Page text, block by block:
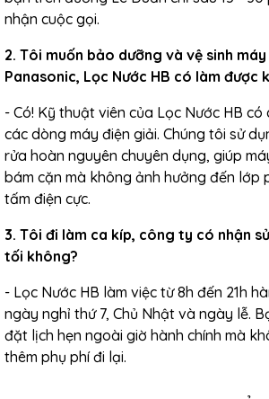
nhận cuộc gọi.
2. Tôi muốn bảo dưỡng và vệ sinh
Panasonic, Lọc Nước HB có làm được
- Có! Kỹ thuật viên của Lọc Nước HB có
các dòng máy điện giải. Chúng tôi sử
rửa hoàn nguyên chuyên dụng, giúp
bám cặn mà không ảnh hưởng đến lớp
tấm điện cực.
3. Tôi đi làm ca kíp, công ty có nhận
tối không?
- Lọc Nước HB làm việc từ 8h đến 21h
ngày nghỉ thứ 7, Chủ Nhật và ngày lễ.
đặt lịch hẹn ngoài giờ hành chính mà
thêm phụ phí đi lại.